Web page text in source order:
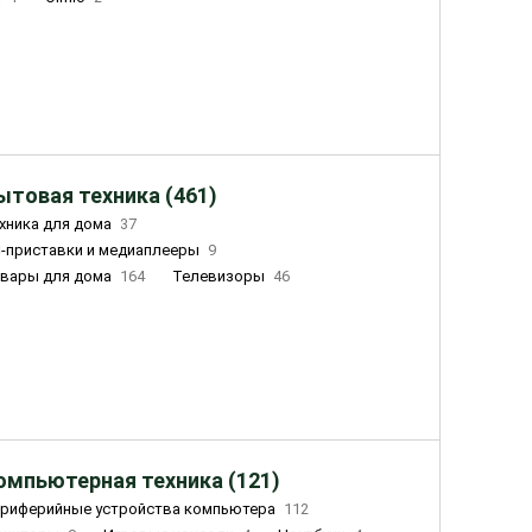
техника (461)
для дома 37
приставки и медиаплееры
9
для дома 164 Телевизоры 46
техника (121)
устройства компьютера 112